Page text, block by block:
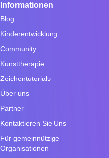
Informationen
Blog
Kinderentwicklung
Community
Kunsttherapie
Zeichentutorials
Über uns
Partner
Kontaktieren Sie Uns
Für gemeinnützige
Organisationen